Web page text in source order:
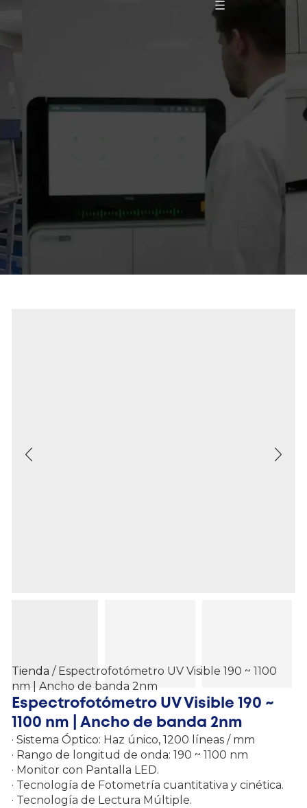
Tienda / Espectrofotómetro UV Visible 190 ~ 1100
nm | Ancho de banda 2nm
Espectrofotómetro UV Visible 190 ~
1100 nm | Ancho de banda 2nm
· Sistema Óptico: Haz único, 1200 líneas / mm
· Rango de longitud de onda: 190 ~ 1100 nm
· Monitor con Pantalla LED.
· Tecnología de Fotometría cuantitativa y cinética.
· Tecnología de Lectura Múltiple.